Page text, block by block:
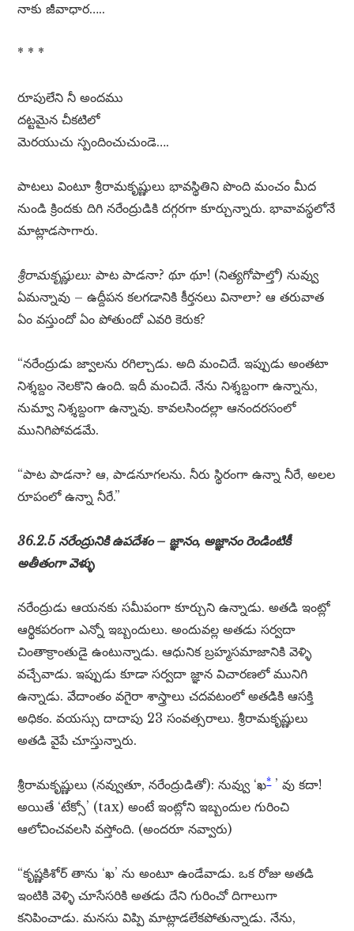
నాకు జీవాధార…..
* * *
రూపులేని నీ అందము
దట్టమైన చీకటిలో
మెరయుచు స్పందించుచుండె….
పాటలు వింటూ శ్రీరామకృష్ణులు భావస్థితిని పొంది మంచం మీద
నుండి క్రిందకు దిగి నరేంద్రుడికి దగ్గరగా కూర్చున్నారు. భావావస్థలోనే
మాట్లాడసాగారు.
శ్రీరామకృష్ణులు: పాట పాడనా? థూ థూ! (నిత్యగోపాల్తో) నువ్వు
ఏమన్నావు – ఉద్దీపన కలగడానికి కీర్తనలు వినాలా? ఆ తరువాత
ఏం వస్తుందో ఏం పోతుందో ఎవరి కెరుక?
“నరేంద్రుడు జ్వాలను రగిల్చాడు. అది మంచిదే. ఇప్పుడు అంతటా
నిశ్శబ్దం నెలకొని ఉంది. ఇదీ మంచిదే. నేను నిశ్శబ్దంగా ఉన్నాను,
నుమ్వా నిశ్శబ్దంగా ఉన్నావు. కావలసిందల్లా ఆనందరసంలో
మునిగిపోవడమే.
“పాట పాడనా? ఆ, పాడనూగలను. నీరు స్థిరంగా ఉన్నా నీరే, అలల
రూపంలో ఉన్నా నీరే.”
36.2.5 నరేంద్రునికి ఉపదేశం – జ్ఞానం, అజ్ఞానం రెండింటికీ
అతీతంగా వెళ్ళు
నరేంద్రుడు ఆయనకు సమీపంగా కూర్చుని ఉన్నాడు. అతడి ఇంట్లో
ఆర్థికపరంగా ఎన్నో ఇబ్బందులు. అందువల్ల అతడు సర్వదా
చింతాక్రాంతుడై ఉంటున్నాడు. ఆధునిక బ్రహ్మసమాజానికి వెళ్ళి
వచ్చేవాడు. ఇప్పుడు కూడా సర్వదా జ్ఞాన విచారణలో మునిగి
ఉన్నాడు. వేదాంతం వగైరా శాస్త్రాలు చదవటంలో అతడికి ఆసక్తి
అధికం. వయస్సు దాదాపు 23 సంవత్సరాలు. శ్రీరామకృష్ణులు
అతడి వైపే చూస్తున్నారు.
శ్రీరామకృష్ణులు (నవ్వుతూ, నరేంద్రుడితో): నువ్వు ‘ఖ*’ వు కదా!
అయితే ‘టేక్సో’ (tax) అంటే ఇంట్లోని ఇబ్బందుల గురించి
ఆలోచించవలసి వస్తోంది. (అందరూ నవ్వారు)
“కృష్ణకిశోర్ తాను ‘ఖ’ ను అంటూ ఉండేవాడు. ఒక రోజు అతడి
ఇంటికి వెళ్ళి చూసేసరికి అతడు దేని గురించో దిగాలుగా
కనిపించాడు. మనసు విప్పి మాట్లాడలేకపోతున్నాడు. నేను,